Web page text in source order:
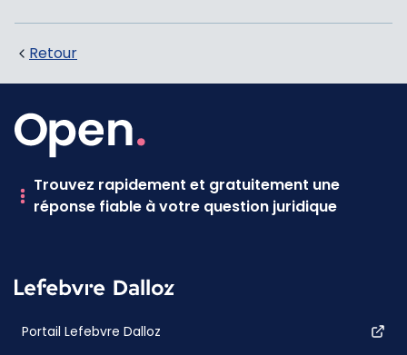
Retour
Trouvez rapidement et gratuitement une
réponse fiable à votre question juridique
Portail Lefebvre Dalloz